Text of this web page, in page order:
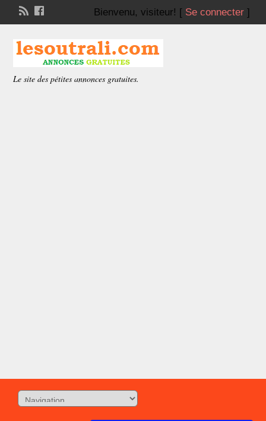
Bienvenu, visiteur! [ Se connecter]
Le site des pétites annonces gratuites.